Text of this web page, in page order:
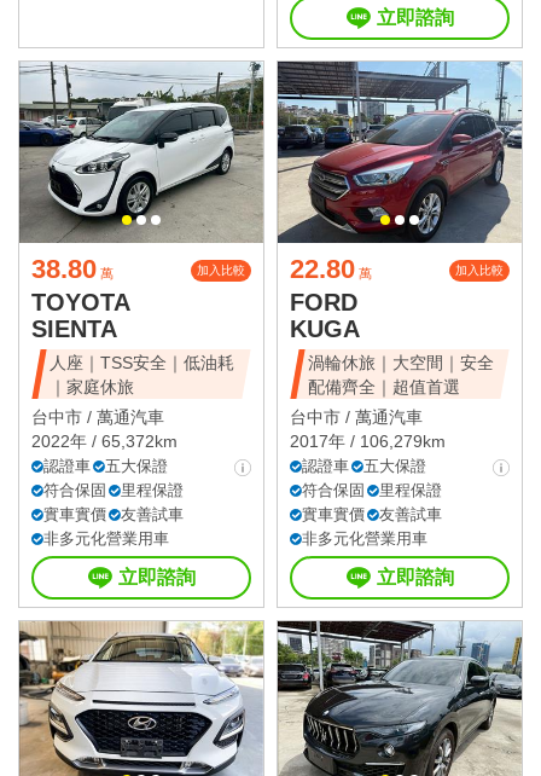
立即諮詢
38.80 萬 加入比較
TOYOTA
SIENTA
人座｜TSS安全｜低油耗
｜家庭休旅
台中市 / 萬通汽車
2022年 / 65,372km
認證車
五大保證
符合保固
里程保證
實車實價
友善試車
非多元化營業用車
立即諮詢
22.80 萬 加入比較
FORD
KUGA
渦輪休旅｜大空間｜安全
配備齊全｜超值首選
台中市 / 萬通汽車
2017年 / 106,279km
認證車
五大保證
符合保固
里程保證
實車實價
友善試車
非多元化營業用車
立即諮詢